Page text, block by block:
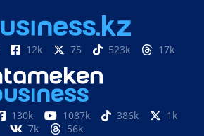
12k 75 523k 17k
130k 1087k 386k
1k
7k
56k